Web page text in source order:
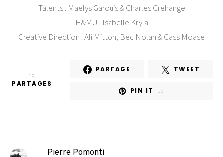
Talents : Maelys Garouis & Charles Crehange
H&MU : Isabelle Kryla
Creative Direction : Ali Mitton, Bec Nolan & Cass Moase
19
PARTAGES
PARTAGE TWEET
PIN IT 19
Pierre Pomonti